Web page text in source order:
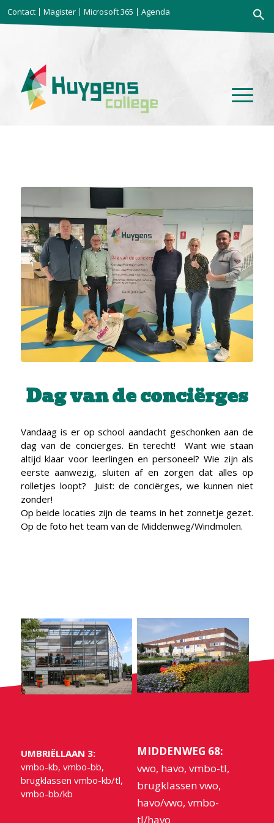
Contact Magister Microsoft 365 Agenda
naar:
Dag van de conciërges
Vandaag is er op school aandacht geschonken aan de
dag van de conciërges. En terecht! Want wie staan
altijd klaar voor leerlingen en personeel? Wie zijn als
eerste aanwezig, sluiten af en zorgen dat alles op
rolletjes loopt? Juist: de conciërges, we kunnen niet
zonder!
Op beide locaties zijn de teams in het zonnetje gezet.
Op de foto het team van de Middenweg/Windmolen.
UMBRIËLLAAN 3:
vmbo-kb, vmbo-bb,
brugklassen vmbo-kb/tl,
vmbo-bb/kb
MIDDENWEG 68:
vwo, havo, vmbo-tl,
brugklassen vwo,
havo/vwo, vmbo-
tl/havo